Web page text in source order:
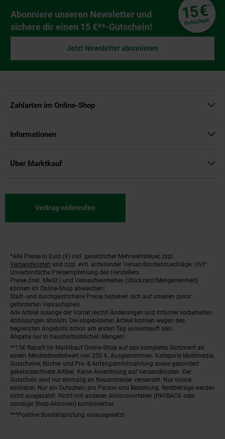
Newsletter Anmeldung
Abonniere unseren Newsletter und
sichere dir einen 15 €**-Gutschein!
15€**
Gutschein
Jetzt Newsletter abonnieren
Zahlarten im Online-Shop
Informationen
Über Marktkauf
Vertrag widerrufen
Fußnoten
*Alle Preise in Euro (€) inkl. gesetzlicher Mehrwertsteuer, zzgl.
Versandkosten und zzgl. evtl. anfallender Versandkostenzuschläge. UVP:
Unverbindliche Preisempfehlung des Herstellers.
Preise (inkl. MwSt.) und Verkaufseinheiten (Stückzahl/Mengeneinheit)
können im Online-Shop abweichen.
Statt- und durchgestrichene Preise beziehen sich auf unseren zuvor
geforderten Verkaufspreis.
Alle Artikel solange der Vorrat reicht! Änderungen und Irrtümer vorbehalten.
Abbildungen ähnlich. Die abgebildeten Artikel können wegen des
begrenzten Angebots schon am ersten Tag ausverkauft sein.
Abgabe nur in haushaltsüblichen Mengen!
**15€ Rabatt im Marktkauf Online-Shop auf das komplette Sortiment ab
einem Mindestbestellwert von 200 €. Ausgenommen: Kategorie Multimedia,
Gutscheine, Bücher und Pre- & Anfangsmilchnahrung sowie gesondert
gekennzeichnete Artikel. Keine Anrechnung auf Versandkosten. Der
Gutschein wird nur einmalig an Neuanmelder versendet. Nur online
einlösbar. Nur ein Gutschein pro Person und Bestellung. Restbeträge werden
nicht ausgezahlt. Nicht mit anderen Aktionsvorteilen (PAYBACK oder
sonstige Shop-Aktionen) kombinierbar.
***Positive Bonitätsprüfung vorausgesetzt